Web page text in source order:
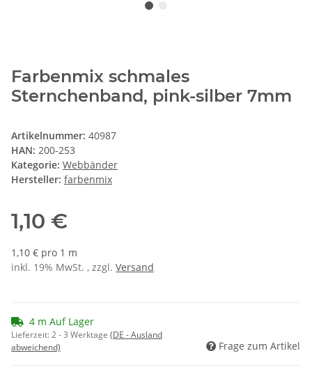
Farbenmix schmales
Sternchenband, pink-silber 7mm
Artikelnummer: 40987
HAN: 200-253
Kategorie: Webbänder
Hersteller: farbenmix
1,10 €
1,10 € pro 1 m
inkl. 19% MwSt. , zzgl. Versand
4 m Auf Lager
Lieferzeit:2 - 3 Werktage (DE - Ausland
abweichend)
Frage zum Artikel